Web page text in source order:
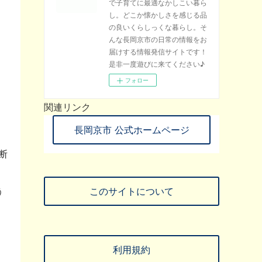
で子育てに最適なかしこい暮ら
し。どこか懐かしさを感じる品
の良いくらしっくな暮らし。そ
んな長岡京市の日常の情報をお
届けする情報発信サイトです！
是非一度遊びに来てください♪
フォロー
関連リンク
長岡京市 公式ホームページ
このサイトについて
利用規約